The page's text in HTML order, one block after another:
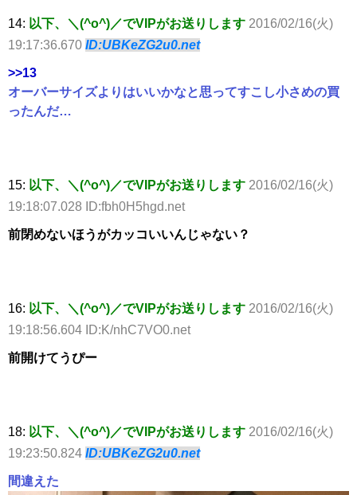
14: 以下、＼(^o^)／でVIPがお送りします 2016/02/16(火)
19:17:36.670 ID:UBKeZG2u0.net
>>13
オーバーサイズよりはいいかなと思ってすこし小さめの買
ったんだ…
15: 以下、＼(^o^)／でVIPがお送りします 2016/02/16(火)
19:18:07.028 ID:fbh0H5hgd.net
前閉めないほうがカッコいいんじゃない？
16: 以下、＼(^o^)／でVIPがお送りします 2016/02/16(火)
19:18:56.604 ID:K/nhC7VO0.net
前開けてうぴー
18: 以下、＼(^o^)／でVIPがお送りします 2016/02/16(火)
19:23:50.824 ID:UBKeZG2u0.net
間違えた